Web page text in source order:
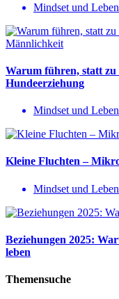
Mindset und Leben
Warum führen, statt
Hundeerziehung
Mindset und Leben
Kleine Fluchten –
Mindset und Leben
Beziehungen 2025:
leben
Themensuche